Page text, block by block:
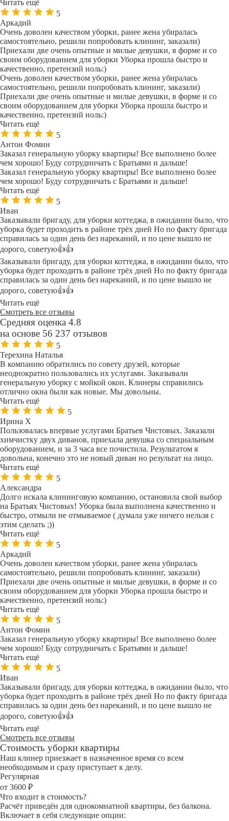
Читать ещё
5
Аркадий
Очень доволен качеством уборки, ранее жена убиралась
самостоятельно, решили попробовать клининг, заказали)
Приехали две очень опытные и милые девушки, в форме и со
своим оборудованием для уборки Уборка прошла быстро и
качественно, претензий ноль:)
Очень доволен качеством уборки, ранее жена убиралась
самостоятельно, решили попробовать клининг, заказали)
Приехали две очень опытные и милые девушки, в форме и со
своим оборудованием для уборки Уборка прошла быстро и
качественно, претензий ноль:)
Читать ещё
5
Антон Фомин
Заказал генеральную уборку квартиры! Все выполнено более
чем хорошо! Буду сотрудничать с Братьями и дальше!
Заказал генеральную уборку квартиры! Все выполнено более
чем хорошо! Буду сотрудничать с Братьями и дальше!
Читать ещё
5
Иван
Заказывали бригаду, для уборки коттеджа, в ожидании было, что
уборка будет проходить в районе трёх дней Но по факту бригада
справилась за один день без нареканий, и по цене вышло не
дорого, советую👍👍
Заказывали бригаду, для уборки коттеджа, в ожидании было, что
уборка будет проходить в районе трёх дней Но по факту бригада
справилась за один день без нареканий, и по цене вышло не
дорого, советую👍👍
Читать ещё
Смотреть все отзывы
Средняя оценка 4.8
на основе 56 237 отзывов
5
Терехина Наталья
В компанию обратились по совету друзей, которые
неоднократно пользовались их услугами. Заказывали
генеральную уборку с мойкой окон. Клинеры справились
отлично окна были как новые. Мы довольны.
Читать ещё
5
Ирина Х
Пользовалась впервые услугами Братьев Чистовых. Заказали
химчистку двух диванов, приехала девушка со специальным
оборудованием, и за 3 часа все почистила. Результатом я
довольна, конечно это не новый диван но результат на лицо.
Читать ещё
5
Александра
Долго искала клининговую компанию, остановила свой выбор
на Братьях Чистовых! Уборка была выполнена качественно и
быстро, отмыли не отмываемое ( думала уже ничего нельзя с
этим сделать ;))
Читать ещё
5
Аркадий
Очень доволен качеством уборки, ранее жена убиралась
самостоятельно, решили попробовать клининг, заказали)
Приехали две очень опытные и милые девушки, в форме и со
своим оборудованием для уборки Уборка прошла быстро и
качественно, претензий ноль:)
Читать ещё
5
Антон Фомин
Заказал генеральную уборку квартиры! Все выполнено более
чем хорошо! Буду сотрудничать с Братьями и дальше!
Читать ещё
5
Иван
Заказывали бригаду, для уборки коттеджа, в ожидании было, что
уборка будет проходить в районе трёх дней Но по факту бригада
справилась за один день без нареканий, и по цене вышло не
дорого, советую👍👍
Читать ещё
Смотреть все отзывы
Стоимость уборки квартиры
Наш клинер приезжает в назначенное время со всем
необходимым и сразу приступает к делу.
Регулярная
от 3600 ₽
Что входит в стоимость?
Расчёт приведён для однокомнатной квартиры, без балкона.
Включает в себя следующие опции: